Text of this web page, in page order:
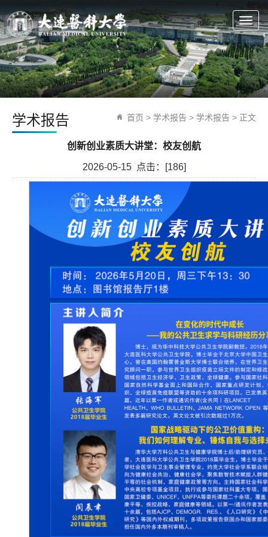
学术报告 首页 > 学术报告 > 学术报告 > 正文
创新创业素质大讲堂：校友创航
2026-05-15 点击：[186]